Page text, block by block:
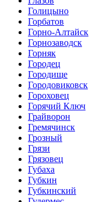
Голицыно
Горбатов
Горно-Алтайск
Горнозаводск
Горняк
Городец
Городище
Городовиковск
Гороховец
Горячий Ключ
Грайворон
Гремячинск
Грозный
Грязи
Грязовец
Губаха
Губкин
Губкинский